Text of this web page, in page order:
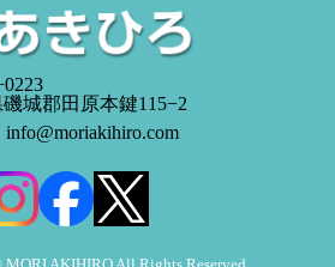
城郡田原本鍵115−2
info@moriakihiro.com